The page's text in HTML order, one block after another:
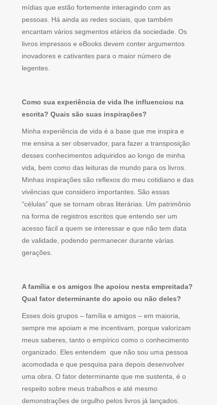
mídias que estão fortemente interagindo com as
pessoas. Há ainda as redes sociais, que também
encantam vários segmentos etários da sociedade. Os
livros impressos e eBooks devem conter argumentos
inovadores e cativantes para o maior número de
legentes.
Como sua experiência de vida lhe influenciou na
escrita? Quais são suas inspirações?
Minha experiência de vida é a base que me inspira e
me ensina a ser observador, para fazer a transposição
desses conhecimentos adquiridos ao longo de minha
vida, bem como das leituras de mundo para os livros.
Minhas inspirações são reflexos do meu cotidiano e das
vivências que considero importantes. São essas
“células” que se tornam obras literárias. Um patrimônio
na forma de registros escritos que entendo ser um
acesso fácil a quem se interessar e que não tem data
de validade, podendo permanecer durante várias
gerações.
A família e os amigos lhe apoiou nesta empreitada?
Qual fator determinante do apoio ou não deles?
Esses dois grupos – família e amigos – em maioria,
sempre me apoiam e me incentivam, porque valorizam
meus saberes, tanto o empírico como o conhecimento
organizado. Eles entendem que não sou uma pessoa
acomodada e que pesquisa para depois desenvolver
uma obra. O fator determinante que me sustenta, é o
respeito sobre meus trabalhos e até mesmo
demonstrações de orgulho pelos livros já lançados.